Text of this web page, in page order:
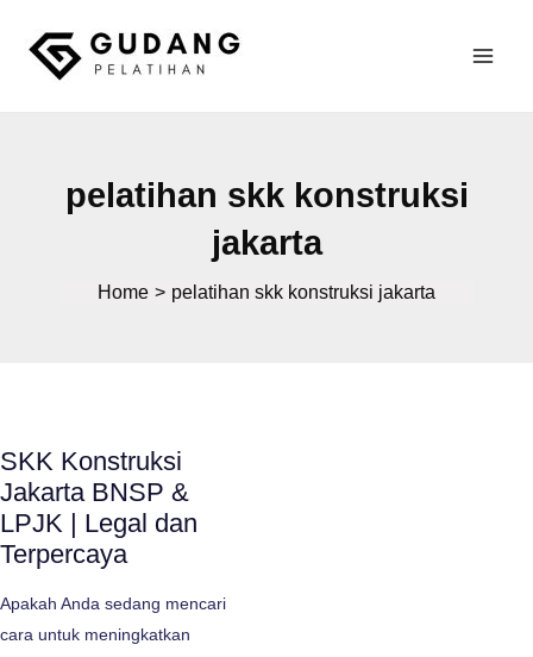
content
pelatihan skk konstruksi
jakarta
Home pelatihan skk konstruksi jakarta
SKK Konstruksi
Jakarta BNSP &
LPJK | Legal dan
Terpercaya
Apakah Anda sedang mencari
cara untuk meningkatkan